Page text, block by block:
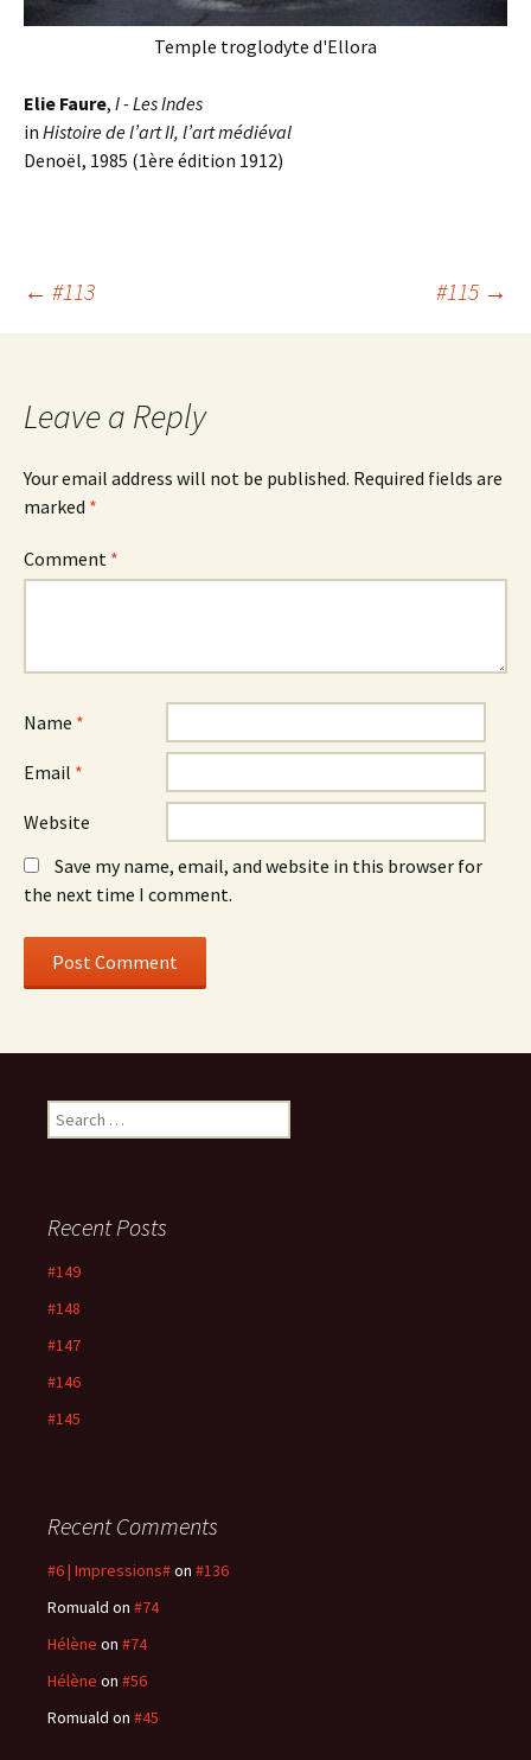
Temple troglodyte d'Ellora
Elie Faure, I - Les Indes
in Histoire de l’art II, l’art médiéval
Denoël, 1985 (1ère édition 1912)
Post
← #113 #115 →
Leave a Reply
Your email address will not be published. Required fields are
marked *
Comment *
Name *
Email *
Website
Save my name, email, and website in this browser for
the next time I comment.
Search
for:
Recent Posts
#149
#148
#147
#146
#145
Recent Comments
#6 | Impressions#on #136
Romuald on #74
Hélène on #74
Hélène on #56
Romuald on #45